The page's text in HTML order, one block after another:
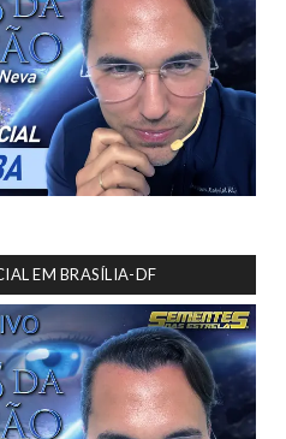
EM BRASÍLIA-DF